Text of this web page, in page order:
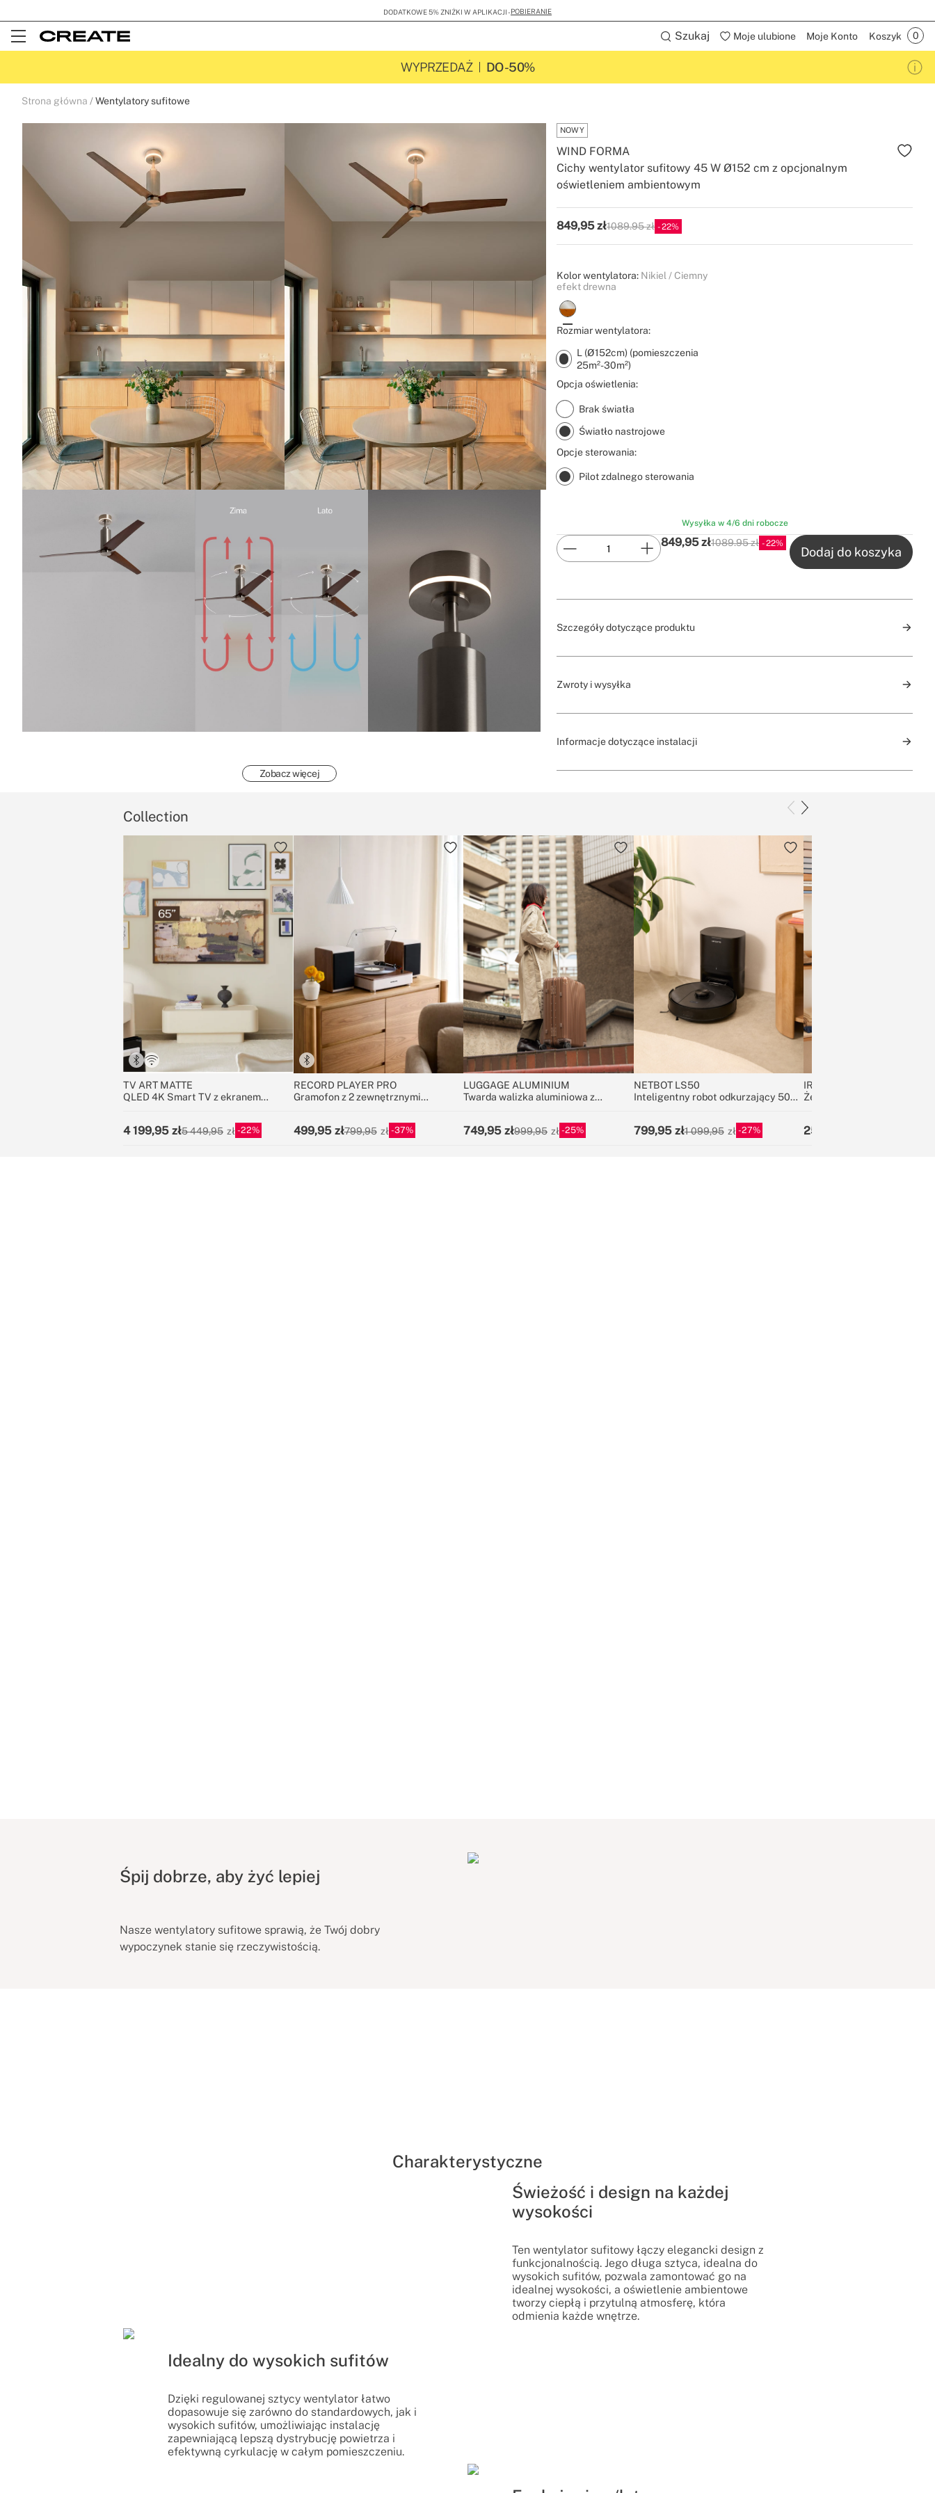
DODATKOWE 5% ZNIŻKI W APLIKACJI -POBIERANIE
Open
Szukaj Moje ulubione Moje Konto Koszyk
WYPRZEDAŻ DO -50%
Strona główna Wentylatory sufitowe
Zobacz więcej
NOWY
Cichy wentylator sufitowy 45 W Ø152 cm z opcjonalnym
oświetleniem ambientowym
WIND FORMA
849,95 złP.V.P
1089.95 zł 22
Kolor wentylatora: Nikiel / Ciemny
efekt drewna
Rozmiar wentylatora:
L (Ø152cm) (pomieszczenia
25m²-30m²)
Opcja oświetlenia:
Brak światła
Światło nastrojowe
Opcje sterowania:
Pilot zdalnego sterowania
Wysyłka w 4/6 dni robocze
849,95 złP.V.P
1089.95 zł 22
Dodaj do koszyka
Szczegóły dotyczące produktu
Zwroty i wysyłka
Informacje dotyczące instalacji
Collection
TV ART MATTE
QLED 4K Smart TV z ekranem
4 199,95 5 449,95 22
RECORD PLAYER PRO
Gramofon z 2 zewnętrznymi
499,95 799,95 37
LUGGAGE ALUMINIUM
Twarda walizka aluminiowa z
749,95 999,95 25
NETBOT LS50
Inteligentny robot odkurzający 5000
stacją automatycznego opróżniania
799,95 1 099,95 27
IRON DUAL PRO
Żelazko parowe pionowe i
259,95
Śpij dobrze, aby żyć lepiej
Nasze wentylatory sufitowe sprawią, że Twój dobry
wypoczynek stanie się rzeczywistością.
Charakterystyczne
Świeżość i design na każdej
wysokości
Ten wentylator sufitowy łączy elegancki design z
funkcjonalnością. Jego długa sztyca, idealna do
wysokich sufitów, pozwala zamontować go na
idealnej wysokości, a oświetlenie ambientowe
tworzy ciepłą i przytulną atmosferę, która
odmienia każde wnętrze.
Idealny do wysokich sufitów
Dzięki regulowanej sztycy wentylator łatwo
dopasowuje się zarówno do standardowych, jak i
wysokich sufitów, umożliwiając instalację
zapewniającą lepszą dystrybucję powietrza i
efektywną cyrkulację w całym pomieszczeniu.